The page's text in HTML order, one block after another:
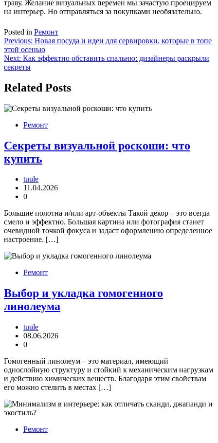
траву. Желание визуальных перемен мы зачастую проецируем
на интерьер. Но отправляться за покупками необязательно.
Posted in Ремонт
Навигация
по
записям
Previous: Новая посуда и идеи для сервировки, которые в топе
этой осенью
Next: Как эффектно обставить спальню: дизайнеры раскрыли
секреты
Related Posts
Ремонт
Секреты визуальной роскоши: что
купить
tuule
11.04.2026
0
Большие полотна и/или арт-объекты Такой декор – это всегда
смело и эффектно. Большая картина или фотография станет
очевидной точкой фокуса и задаст оформлению определенное
настроение. […]
Ремонт
Выбор и укладка гомогенного
линолеума
tuule
08.06.2026
0
Гомогенный линолеум – это материал, имеющий
однослойную структуру и стойкий к механическим нагрузкам
и действию химических веществ. Благодаря этим свойствам
его можно стелить в местах […]
Ремонт